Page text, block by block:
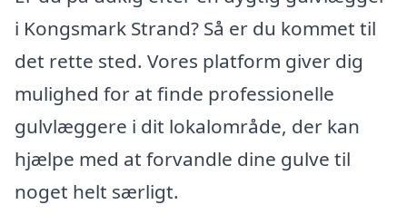
i Kongsmark Strand? Så er du kommet til
det rette sted. Vores platform giver dig
mulighed for at finde professionelle
gulvlæggere i dit lokalområde, der kan
hjælpe med at forvandle dine gulve til
noget helt særligt.